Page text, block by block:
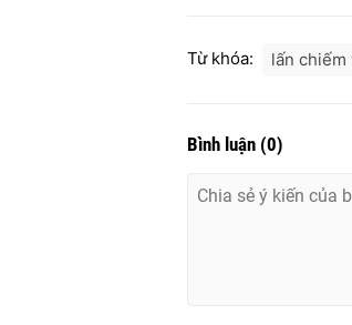
Từ khóa: lấn chiếm
Bình luận (0)